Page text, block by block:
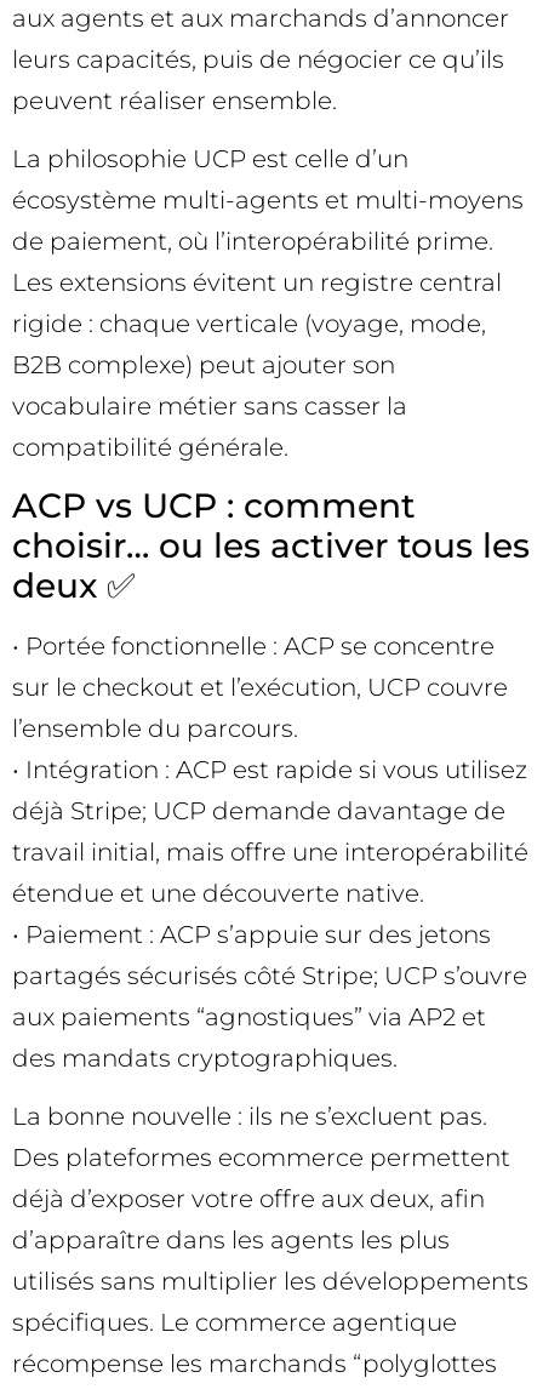
aux agents et aux marchands d’annoncer
leurs capacités, puis de négocier ce qu’ils
peuvent réaliser ensemble.
La philosophie UCP est celle d’un
écosystème multi-agents et multi-moyens
de paiement, où l’interopérabilité prime.
Les extensions évitent un registre central
rigide : chaque verticale (voyage, mode,
B2B complexe) peut ajouter son
vocabulaire métier sans casser la
compatibilité générale.
ACP vs UCP : comment
choisir… ou les activer tous les
deux ✅
• Portée fonctionnelle : ACP se concentre
sur le checkout et l’exécution, UCP couvre
l’ensemble du parcours.
• Intégration : ACP est rapide si vous utilisez
déjà Stripe; UCP demande davantage de
travail initial, mais offre une interopérabilité
étendue et une découverte native.
• Paiement : ACP s’appuie sur des jetons
partagés sécurisés côté Stripe; UCP s’ouvre
aux paiements “agnostiques” via AP2 et
des mandats cryptographiques.
La bonne nouvelle : ils ne s’excluent pas.
Des plateformes ecommerce permettent
déjà d’exposer votre offre aux deux, afin
d’apparaître dans les agents les plus
utilisés sans multiplier les développements
spécifiques. Le commerce agentique
récompense les marchands “polyglottes